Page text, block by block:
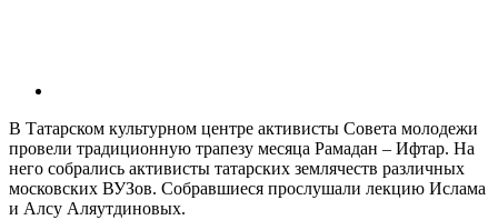
В Татарском культурном центре активисты Совета молодежи
провели традиционную трапезу месяца Рамадан – Ифтар. На
него собрались активисты татарских землячеств различных
московских ВУЗов. Собравшиеся прослушали лекцию Ислама
и Алсу Аляутдиновых.